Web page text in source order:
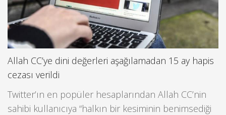
Allah CC’ye dini değerleri aşağılamadan 15 ay hapis
cezası verildi
Twitter’ın en popüler hesaplarından Allah CC’nin
sahibi kullanıcıya “halkın bir kesiminin benimsediği